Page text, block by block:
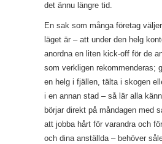
det ännu längre tid.
En sak som många företag
läget är – att under den helg
anordna en liten kick-off för de
som verkligen rekommenderas;
en helg i fjällen, tälta i skogen
i en annan stad – så lär alla
börjar direkt på måndagen med
att jobba hårt för varandra och
och dina anställda – behöver